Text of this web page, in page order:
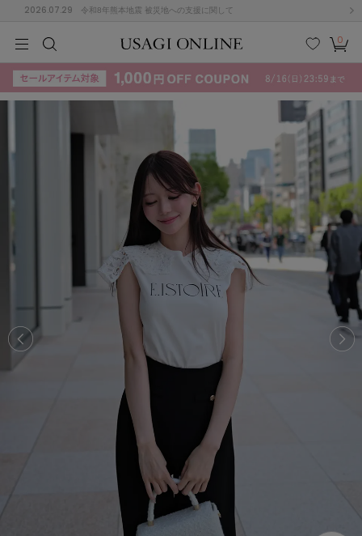
2026.07.29 令和8年熊本地震 被災地への支援に関して
検索
お気
に入
カー
ト
0
KIDSBABYBEAUTYLIFE STYLE
(715)
ス/ドレス (1179)
KIDSBABYBEAUTYLIFE STYLE
F G
M N
T U
W Z
その
ACYM
アシーム
adidas by Stella McCartney
アディダス バイ ステラマッカートニー